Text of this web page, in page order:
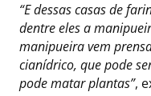
“E dessas casas de
dentre eles a
manipueira vem
cianídrico, que pode
pode matar plantas”,